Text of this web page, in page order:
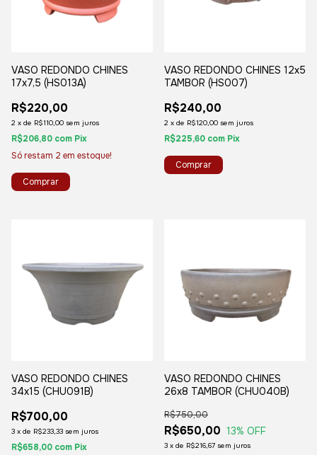
VASO REDONDO CHINES
17x7,5 (HS013A)
R$220,00
2 x de R$110,00 sem juros
R$206,80 com Pix
Só restam 2 em estoque!
VASO REDONDO CHINES 12x5
TAMBOR (HS007)
R$240,00
2 x de R$120,00 sem juros
R$225,60 com Pix
VASO REDONDO CHINES
34x15 (CHU091B)
R$700,00
3 x de R$233,33 sem juros
R$658,00 com Pix
VASO REDONDO CHINES
26x8 TAMBOR (CHU040B)
R$650,00
R$750,00
13% OFF
3 x de R$216,67 sem juros